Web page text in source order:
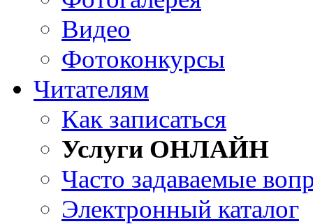
Видео
Фотоконкурсы
Читателям
Как записаться
Услуги ОНЛАЙН
Часто задаваемые
Электронный каталог